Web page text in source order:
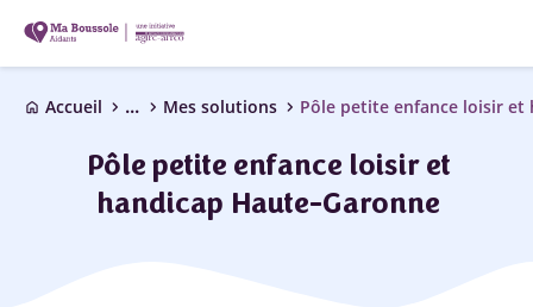
home Accueil chevron_right ... chevron_right Mes solutions chevron_right Pôle petite enfance loisir et
Pôle petite enfance loisir et
handicap Haute-Garonne